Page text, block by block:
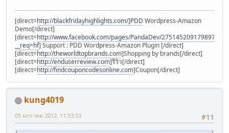
[direct=http://blackfridayhighlights.com/]PDD Wordpress-Amazon
Demo[/direct]
[direct=http://www.facebook.com/pages/PandaDev/275145209179897?
__req=hf] Support : PDD Wordpress-Amazon Plugin [/direct]
[direct=http://theworldtopbrands.com]Shopping by brands[/direct]
[direct=http://enduserreview.com]รีวิว[/direct]
[direct=http://findcouponcodesonline.com]Coupon[/direct]
kung4019
#11
05 มกราคม 2012, 11:53:53